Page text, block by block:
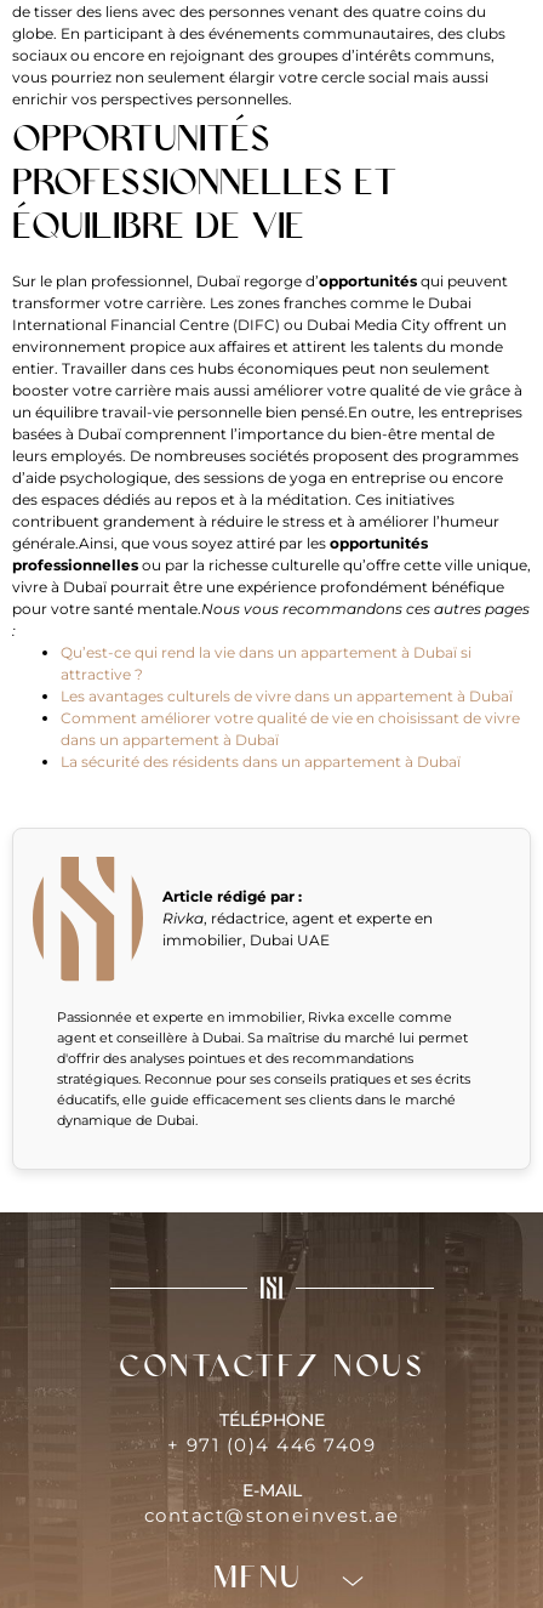
de tisser des liens avec des personnes venant des quatre coins du
globe. En participant à des événements communautaires, des clubs
sociaux ou encore en rejoignant des groupes d’intérêts communs,
vous pourriez non seulement élargir votre cercle social mais aussi
enrichir vos perspectives personnelles.
Opportunités
professionnelles et
équilibre de vie
Sur le plan professionnel, Dubaï regorge d’opportunités qui peuvent
transformer votre carrière. Les zones franches comme le Dubai
International Financial Centre (DIFC) ou Dubai Media City offrent un
environnement propice aux affaires et attirent les talents du monde
entier. Travailler dans ces hubs économiques peut non seulement
booster votre carrière mais aussi améliorer votre qualité de vie grâce à
un équilibre travail-vie personnelle bien pensé.En outre, les entreprises
basées à Dubaï comprennent l’importance du bien-être mental de
leurs employés. De nombreuses sociétés proposent des programmes
d’aide psychologique, des sessions de yoga en entreprise ou encore
des espaces dédiés au repos et à la méditation. Ces initiatives
contribuent grandement à réduire le stress et à améliorer l’humeur
générale.Ainsi, que vous soyez attiré par les opportunités
professionnelles ou par la richesse culturelle qu’offre cette ville unique,
vivre à Dubaï pourrait être une expérience profondément bénéfique
pour votre santé mentale.Nous vous recommandons ces autres pages
:
Qu’est-ce qui rend la vie dans un appartement à Dubaï si
attractive ?
Les avantages culturels de vivre dans un appartement à Dubaï
Comment améliorer votre qualité de vie en choisissant de vivre
dans un appartement à Dubaï
La sécurité des résidents dans un appartement à Dubaï
Article rédigé par :
Rivka, rédactrice, agent et experte en
immobilier, Dubai UAE
Passionnée et experte en immobilier, Rivka excelle comme
agent et conseillère à Dubai. Sa maîtrise du marché lui permet
d'offrir des analyses pointues et des recommandations
stratégiques. Reconnue pour ses conseils pratiques et ses écrits
éducatifs, elle guide efficacement ses clients dans le marché
dynamique de Dubai.
Contactez-nous
TÉLÉPHONE
+ 971 (0)4 446 7409
E-MAIL
contact@stoneinvest.ae
Programmes
Menu